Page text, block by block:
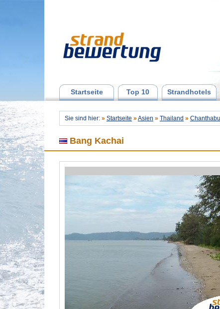
Startseite Top 10 Strandhotels
Sie sind hier: » Startseite » Asien » Thailand »
Bang Kachai